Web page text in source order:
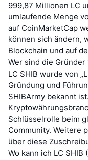
999,87 Millionen LC
umlaufende Menge
auf CoinMarketCap
können sich ändern,
Blockchain und auf
Wer sind die Gründer
LC SHIB wurde von
Gründung und
SHIBArmy bekannt
Schlüsselrolle beim
Community. Weitere
über diese
Wo kann ich LC SHIB